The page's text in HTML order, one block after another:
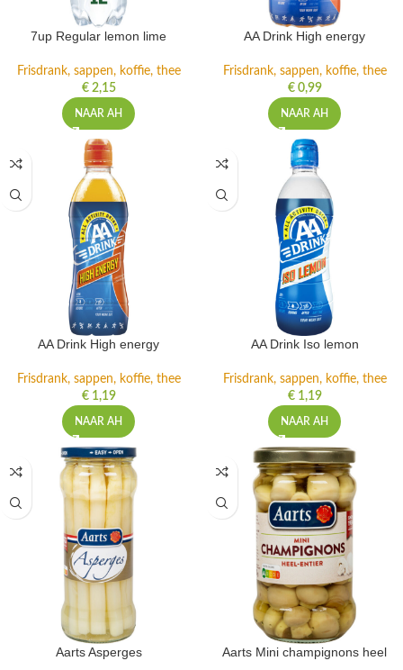
7up Regular lemon lime
Frisdrank, sappen, koffie, thee
€2,15
NAAR AH
AA Drink High energy
Frisdrank, sappen, koffie, thee
€0,99
NAAR AH
AA Drink High energy
Frisdrank, sappen, koffie, thee
€1,19
NAAR AH
AA Drink Iso lemon
Frisdrank, sappen, koffie, thee
€1,19
NAAR AH
Aarts Asperges Aarts Mini champignons heel